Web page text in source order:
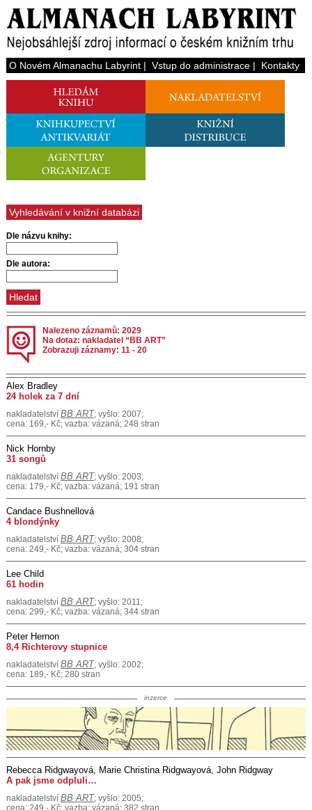
O Novém Almanachu Labyrint| Vstup do administrace| Kontakty
Vyhledávání v knižní databázi
Dle názvu knihy:
Dle autora:
Nalezeno záznamů: 2029
Na dotaz: nakladatel “BB ART”
Zobrazuji záznamy: 11 - 20
Alex Bradley
24 holek za 7 dní
nakladatelství BB ART; vyšlo: 2007;
cena: 169,- Kč; vazba: vázaná; 248 stran
Nick Hornby
31 songů
nakladatelství BB ART; vyšlo: 2003;
cena: 179,- Kč; vazba: vázaná; 191 stran
Candace Bushnellová
4 blondýnky
nakladatelství BB ART; vyšlo: 2008;
cena: 249,- Kč; vazba: vázaná; 304 stran
Lee Child
61 hodin
nakladatelství BB ART; vyšlo: 2011;
cena: 299,- Kč; vazba: vázaná; 344 stran
Peter Hernon
8,4 Richterovy stupnice
nakladatelství BB ART; vyšlo: 2002;
cena: 189,- Kč; 280 stran
inzerce
Rebecca Ridgwayová, Marie Christina Ridgwayová, John Ridgway
A pak jsme odpluli…
nakladatelství BB ART; vyšlo: 2005;
cena: 249,- Kč; vazba: vázaná; 382 stran